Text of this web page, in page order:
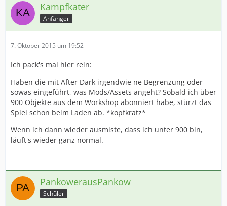
Kampfkater
Anfänger
7. Oktober 2015 um 19:52
Ich pack's mal hier rein:
Haben die mit After Dark irgendwie ne Begrenzung oder
sowas eingeführt, was Mods/Assets angeht? Sobald ich über
900 Objekte aus dem Workshop abonniert habe, stürzt das
Spiel schon beim Laden ab. *kopfkratz*
Wenn ich dann wieder ausmiste, dass ich unter 900 bin,
läuft's wieder ganz normal.
PankowerausPankow
Schüler